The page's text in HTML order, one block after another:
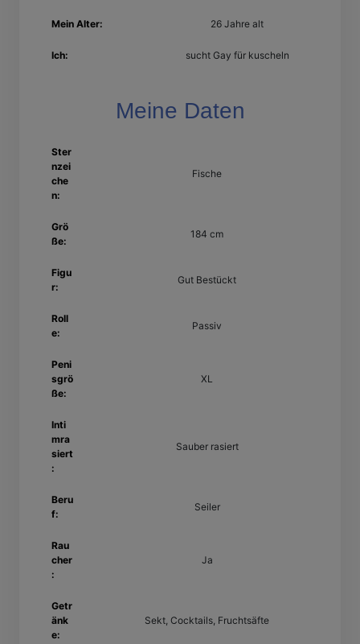
Mein Alter: 26 Jahre alt
Ich: sucht Gay für kuscheln
Meine Daten
Ster
nzei
che
n:
Fische
Grö
ße:
184 cm
Figu
r:
Gut Bestückt
Roll
e:
Passiv
Peni
sgrö
ße:
XL
Inti
mra
siert
:
Sauber rasiert
Beru
f:
Seiler
Rau
cher
:
Ja
Getr
änk
e:
Sekt, Cocktails, Fruchtsäfte